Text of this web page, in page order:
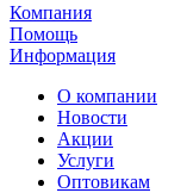
Компания
Помощь
Информация
О компании
Новости
Акции
Услуги
Оптовикам